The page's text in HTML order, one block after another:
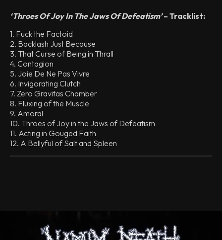
‘Throes Of Joy In The Jaws Of Defeatism’– Tracklist:
1. Fuck the Factoid
2. Backlash Just Because
3. That Curse of Being in Thrall
4. Contagion
5. Joie De Ne Pas Vivre
6. Invigorating Clutch
7. Zero Gravitas Chamber
8. Fluxing of the Muscle
9. Amoral
10. Throes of Joy in the Jaws of Defeatism
11. Acting in Gouged Faith
12. A Bellyful of Salt and Spleen